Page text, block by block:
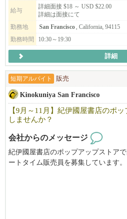
ただける店舗を目指しませんか？
レジュメを添えてご応募ください。
お待ちしております。
給与
詳細面接 $18 ～ USD $22.00
詳細は面接にて
勤務地
San Francisco, California, 94115
勤務時間
10:30～19:30
詳細
短期アルバイト 販売
Kinokuniya San Francisco
【9月～11月】紀伊國屋書店のポ
しませんか？
会社からのメッセージ
紀伊國屋書店のポップアップストア
ートタイム販売員を募集しています。